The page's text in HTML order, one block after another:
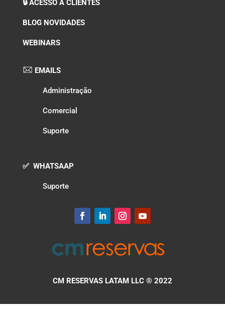
🔒 ACESSO A CLIENTES
BLOG NOVIDADES
WEBINARS
EMAILS
Administração
Comercial
Suporte
✅ WHATSAAP
Suporte
CM RESERVAS LATAM LLC ® 2022